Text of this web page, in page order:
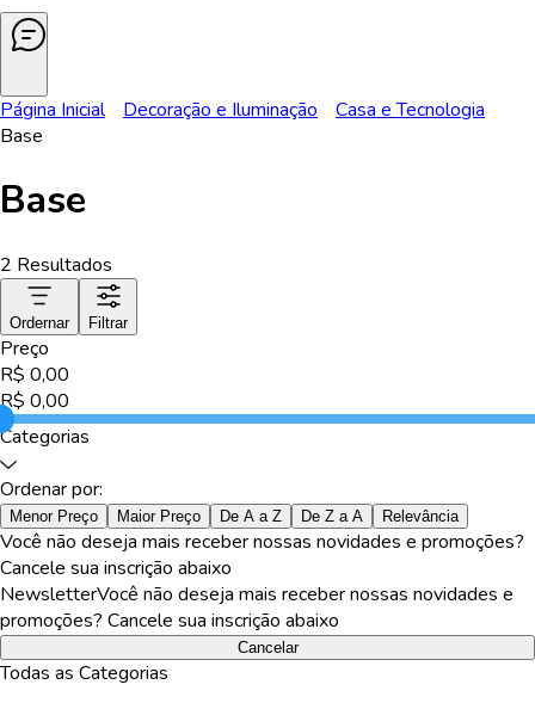
Página Inicial Decoração e Iluminação
Casa e Tecnologia
Base
Base
2 Resultados
Ordernar Filtrar
Preço
R$ 0,00
R$ 0,00
Categorias
Ordenar por:
Menor Preço Maior Preço De A a Z De Z a A Relevância
Você não deseja mais receber nossas novidades e promoções?
Cancele sua inscrição abaixo
NewsletterVocê não deseja mais receber nossas novidades e
promoções? Cancele sua inscrição abaixo
Cancelar
Todas as Categorias